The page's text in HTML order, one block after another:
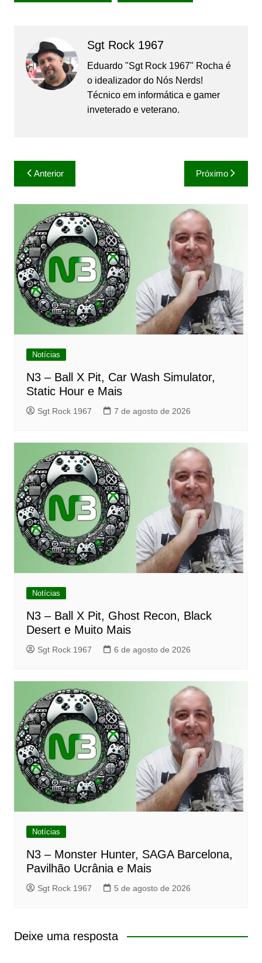
Sgt Rock 1967
Eduardo "Sgt Rock 1967" Rocha é
o idealizador do Nós Nerds!
Técnico em informática e gamer
inveterado e veterano.
Navegação
de
Post
Anterior Próximo
Notícias
N3 – Ball X Pit, Car Wash Simulator,
Static Hour e Mais
Sgt Rock 1967 7 de agosto de 2026
Notícias
N3 – Ball X Pit, Ghost Recon, Black
Desert e Muito Mais
Sgt Rock 1967 6 de agosto de 2026
Notícias
N3 – Monster Hunter, SAGA Barcelona,
Pavilhão Ucrânia e Mais
Sgt Rock 1967 5 de agosto de 2026
Deixe uma resposta